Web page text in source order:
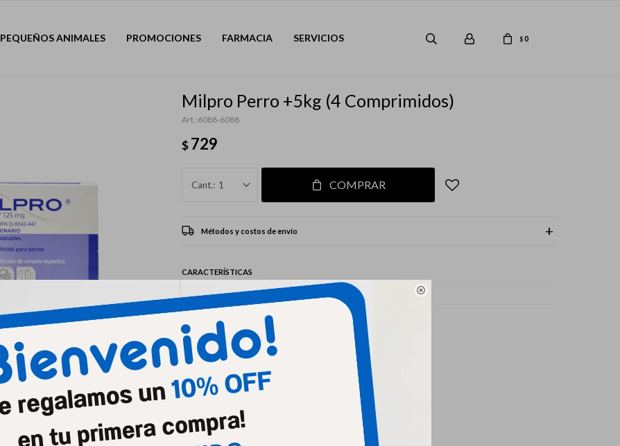

PEQUEÑOS ANIMALES PROMOCIONES FARMACIA SERVICIOS $0
Milpro Perro +5kg (4 Comprimidos)
6088-6088
$729
1 COMPRAR
Métodos y costos de envío
CARACTERÍSTICAS
Mascota
Productos que te pueden interesar